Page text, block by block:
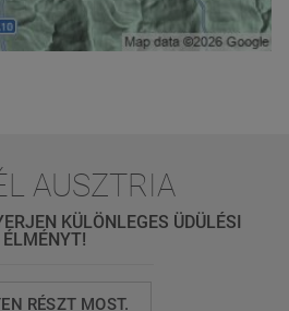
AUSZTRIA
KÜLÖNLEGES ÜDÜLÉSI
ÉLMÉNYT!
RÉSZT MOST.